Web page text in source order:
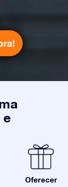
e
Oferecer